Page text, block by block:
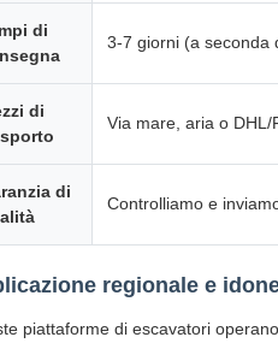
di
3-7 giorni (a seconda
di
Via mare, aria o DHL/
di
Controlliamo e
regionale e
piattaforme di escavatori